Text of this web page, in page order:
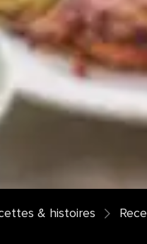
& histoires